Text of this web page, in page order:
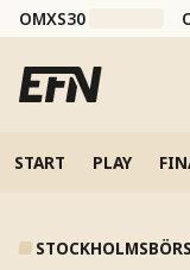
OMXS30
START PLAY